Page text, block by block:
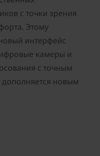
с точки зрения
Этому
интерфейс
камеры и
с точным
новым